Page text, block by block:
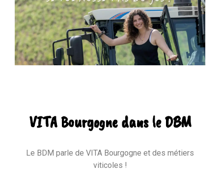
VITA Bourgogne dans le DBM
Le BDM parle de VITA Bourgogne et des métiers
viticoles !